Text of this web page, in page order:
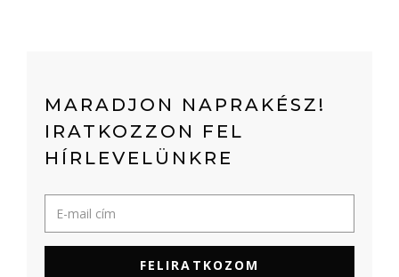
MARADJON NAPRAKÉSZ!
IRATKOZZON FEL
HÍRLEVELÜNKRE
FELIRATKOZOM